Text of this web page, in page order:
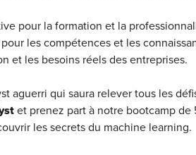
pour la formation et la
les compétences et les
et les besoins réels des entreprises.
aguerri qui saura relever tous les
et prenez part à notre bootcamp de
les secrets du machine learning.